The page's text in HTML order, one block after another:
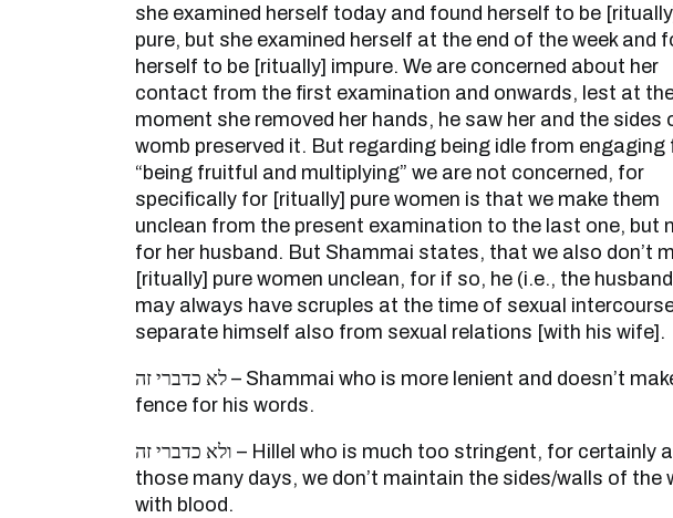
she examined herself today and found herself to be
pure, but she examined herself at the end of the week and
herself to be [ritually] impure. We are concerned about her
contact from the first examination and onwards, lest at
moment she removed her hands, he saw her and the sides
womb preserved it. But regarding being idle from engaging
“being fruitful and multiplying” we are not concerned, for
specifically for [ritually] pure women is that we make them
unclean from the present examination to the last one, but
for her husband. But Shammai states, that we also don’t
[ritually] pure women unclean, for if so, he (i.e., the
may always have scruples at the time of sexual
separate himself also from sexual relations [with his wife].
לא כדברי זה – Shammai who is more lenient and doesn’t make a
fence for his words.
ולא כדברי זה – Hillel who is much too stringent, for certainly all
those many days, we don’t maintain the sides/walls of the
with blood.